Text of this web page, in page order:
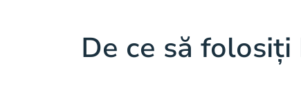
De ce să folosiți